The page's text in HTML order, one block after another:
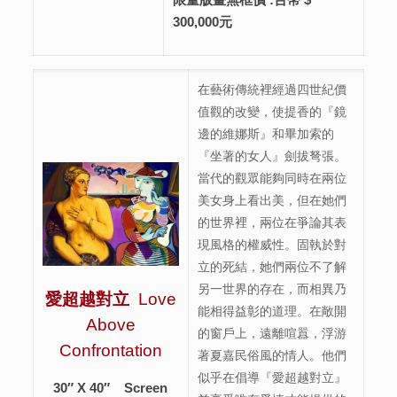
300,000元
愛超越對立 Love
Above
Confrontation
30″ X 40″ Screen
在藝術傳統裡經過四世紀價
值觀的改變，使提香的『鏡
邊的維娜斯』和畢加索的
『坐著的女人』劍拔弩張。
當代的觀眾能夠同時在兩位
美女身上看出美，但在她們
的世界裡，兩位在爭論其表
現風格的權威性。固執於對
立的死結，她們兩位不了解
另一世界的存在，而相異乃
能相得益彰的道理。在敞開
的窗戶上，遠離喧囂，浮游
著夏嘉民俗風的情人。他們
似乎在倡導『愛超越對立』